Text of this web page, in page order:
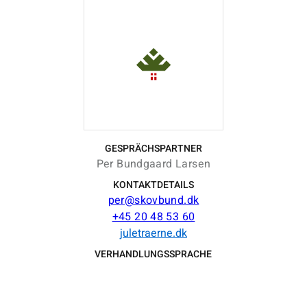
GESPRÄCHSPARTNER
Per Bundgaard Larsen
KONTAKTDETAILS
per@skovbund.dk
+45 20 48 53 60
juletraerne.dk
VERHANDLUNGSSPRACHE